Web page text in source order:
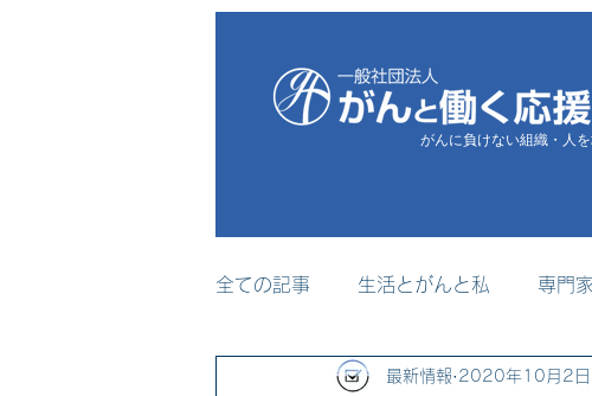
がんに負けない組織・人
全ての記事 生活とがんと私 専門
プレスリリース メディア掲載
最新情報 2020年10月2日